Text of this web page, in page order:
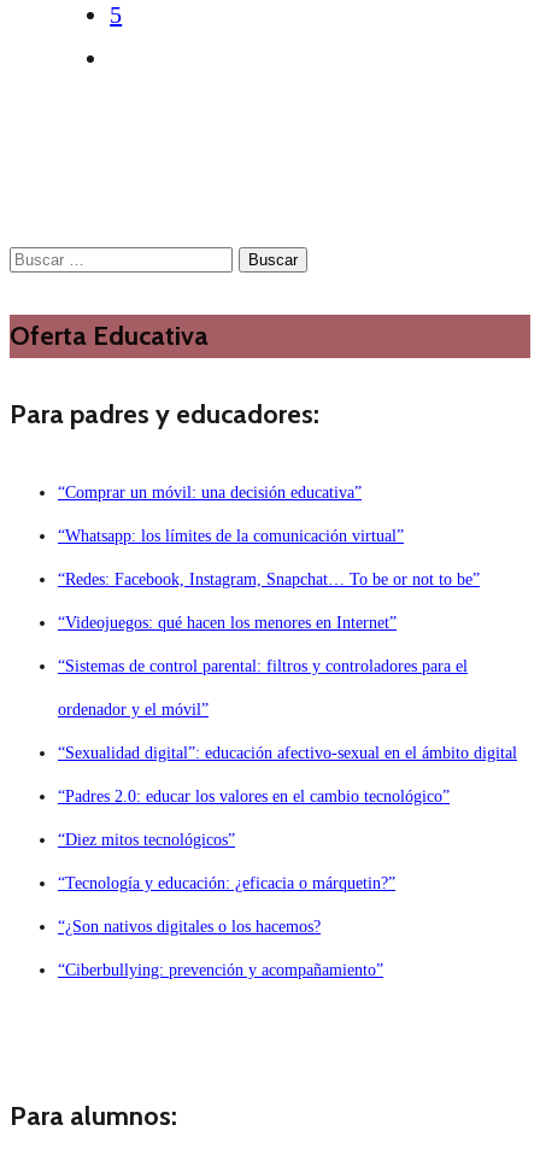
5
Buscar:
Oferta Educativa
Para padres y educadores:
“Comprar un móvil: una decisión educativa”
“Whatsapp: los límites de la comunicación virtual”
“Redes: Facebook, Instagram, Snapchat… To be or not to be”
“Videojuegos: qué hacen los menores en Internet”
“Sistemas de control parental: filtros y controladores para el
ordenador y el móvil”
“Sexualidad digital”: educación afectivo-sexual en el ámbito digital
“Padres 2.0: educar los valores en el cambio tecnológico”
“Diez mitos tecnológicos”
“Tecnología y educación: ¿eficacia o márquetin?”
“¿Son nativos digitales o los hacemos?
“Ciberbullying: prevención y acompañamiento”
Para alumnos: